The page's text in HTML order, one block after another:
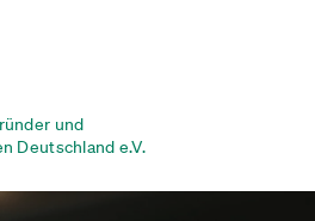
und
Deutschland e.V.